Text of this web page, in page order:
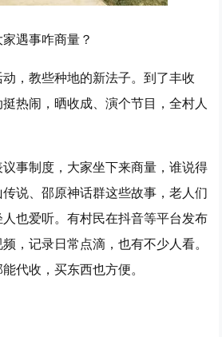
遇事咋商量？
，教些种地的新法子。到了丰收
热闹，晒收成、演个节目，全村人
事制度，大家坐下来商量，谁说得
说、邵原神话群这些故事，老人们
也爱听。有村民在抖音等平台发布
，记录日常点滴，也有不少人看。
代收，买东西也方便。